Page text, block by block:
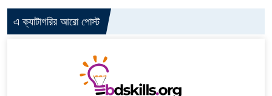
এ ক্যাটাগরির আরো পোস্ট